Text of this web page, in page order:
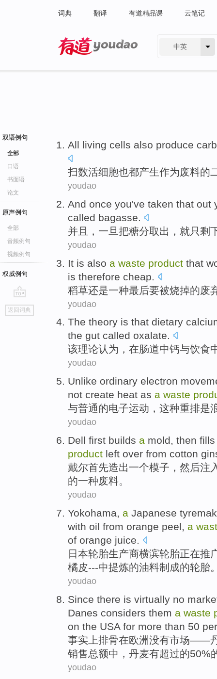
词典 翻译 有道精品课 云笔记
中英
双语例句
全部
口语
书面语
论文
原声例句
全部
音频例句
视频例句
权威例句
go
top
返回词典
All living cells also produce
扫数活细胞也都产生作为废料的
youdao
And once you've taken that out
called bagasse.
并且， 一旦 把糖分取出， 就只 剩
youdao
It is also a waste product that
is therefore cheap
稻草还是一种最后要被烧掉的废
youdao
The theory is that dietary
the gut called oxalate.
该理论认为， 在肠道中钙与饮食
youdao
Unlike ordinary electron
not create heat as a waste
与普通的电子运动 ， 这种重排是
youdao
Dell first builds a mold, then
product left over from cotton
戴尔首先造出一个模子 ， 然后注
的一种废料。
youdao
Yokohama, a Japanese
with oil from orange peel, a
of orange juice.
日本轮胎生产商横滨轮胎正在推
橘皮---中提炼的油料制成的轮胎
youdao
Since there is virtually no
Danes considers them a waste
on the USA for more than 50
事实上排骨在欧洲没有市场——
销售总额中， 丹麦有超过的50%
youdao